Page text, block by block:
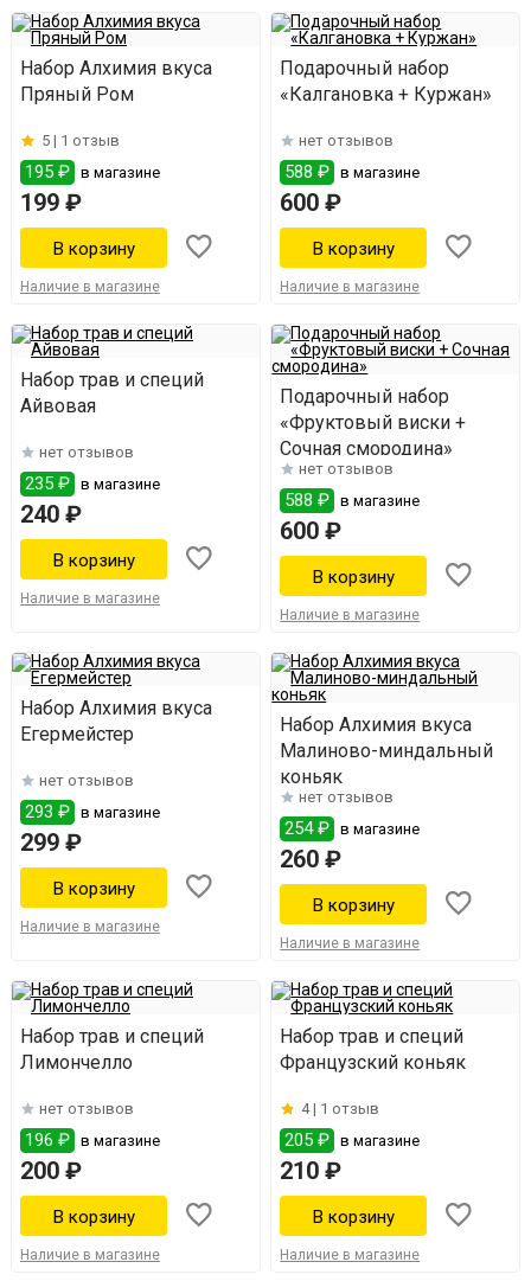
Набор Алхимия вкуса
Пряный Ром
5 | 1 отзыв
195 ₽ в магазине
199 ₽
Наличие в магазине
Подарочный набор
«Калгановка + Куржан»
нет отзывов
588 ₽ в магазине
600 ₽
Наличие в магазине
Набор трав и специй
Айвовая
нет отзывов
235 ₽ в магазине
240 ₽
Наличие в магазине
Подарочный набор
«Фруктовый виски +
Сочная смородина»
нет отзывов
588 ₽ в магазине
600 ₽
Наличие в магазине
Набор Алхимия вкуса
Егермейстер
нет отзывов
293 ₽ в магазине
299 ₽
Наличие в магазине
Набор Алхимия вкуса
Малиново-миндальный
коньяк
нет отзывов
254 ₽ в магазине
260 ₽
Наличие в магазине
Набор трав и специй
Лимончелло
нет отзывов
196 ₽ в магазине
200 ₽
Наличие в магазине
Набор трав и специй
Французский коньяк
4 | 1 отзыв
205 ₽ в магазине
210 ₽
Наличие в магазине